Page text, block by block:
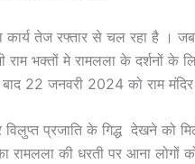
कार्य तेज रफ्तार से चल रहा है ।
भक्तों मे रामलला के दर्शनों के
बाद 22 जनवरी 2024 को राम
विलुप्त प्रजाति के गिद्ध देखने को
रामलला की धरती पर आना